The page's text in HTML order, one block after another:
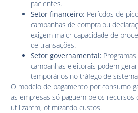
pacientes.
Setor financeiro: Períodos de
campanhas de compra ou
exigem maior capacidade de
de transações.
Setor governamental:
campanhas eleitorais podem
temporários no tráfego de
O modelo de pagamento por consumo
as empresas só paguem pelos recursos
utilizarem, otimizando custos.